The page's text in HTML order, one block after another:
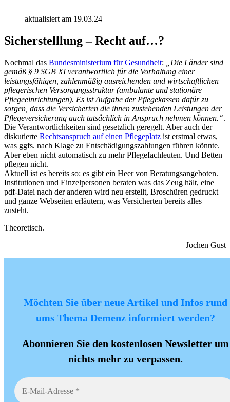
aktualisiert am 19.03.24
Sicherstelllung – Recht auf…?
Nochmal das Bundesministerium für Gesundheit:
„Die Länder sind
gemäß § 9 SGB XI verantwortlich für die Vorhaltung einer
leistungsfähigen, zahlenmäßig ausreichenden und wirtschaftlichen
pflegerischen Versorgungsstruktur (ambulante und stationäre
Pflegeeinrichtungen). Es ist Aufgabe der Pflegekassen dafür zu
sorgen, dass die Versicherten die ihnen zustehenden Leistungen der
Pflegeversicherung auch tatsächlich in Anspruch nehmen können.“.
Die Verantwortlichkeiten sind gesetzlich geregelt. Aber auch der
diskutierte Rechtsanspruch auf einen Pflegeplatz ist erstmal etwas,
was ggfs. nach Klage zu Entschädigungszahlungen führen könnte.
Aber eben nicht automatisch zu mehr Pflegefachleuten. Und Betten
pflegen nicht.
Aktuell ist es bereits so: es gibt ein Heer von Beratungsangeboten.
Institutionen und Einzelpersonen beraten was das Zeug hält, eine
pdf-Datei nach der anderen wird neu erstellt, Broschüren gedruckt
und ganze Webseiten erläutern, was Versicherten bereits alles
zusteht.
Theoretisch.
Jochen Gust
Möchten Sie über neue Artikel und Infos rund
ums Thema Demenz informiert werden?
Abonnieren Sie den kostenlosen Newsletter um
nichts mehr zu verpassen.